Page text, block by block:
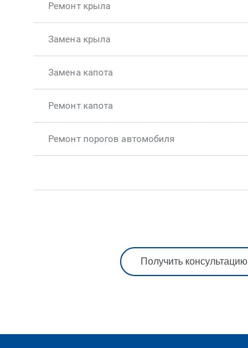
Ремонт крыла
Замена крыла
Замена капота
Ремонт капота
Ремонт порогов автомобиля
Получить консультацию